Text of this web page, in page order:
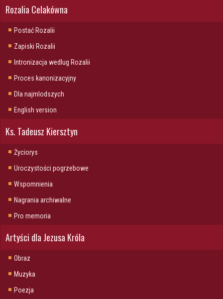
Rozalia Celakówna
Postać Rozalii
Zapiski Rozalii
Intronizacja wedlug Rozalii
Proces kanonizacyjny
Dla najmlodszych
English version
Ks. Tadeusz Kiersztyn
Życiorys
Uroczystości pogrzebowe
Wspomnienia
Nagrania archiwalne
Pro memoria
Artyści dla Jezusa Króla
Obraz
Muzyka
Poezja